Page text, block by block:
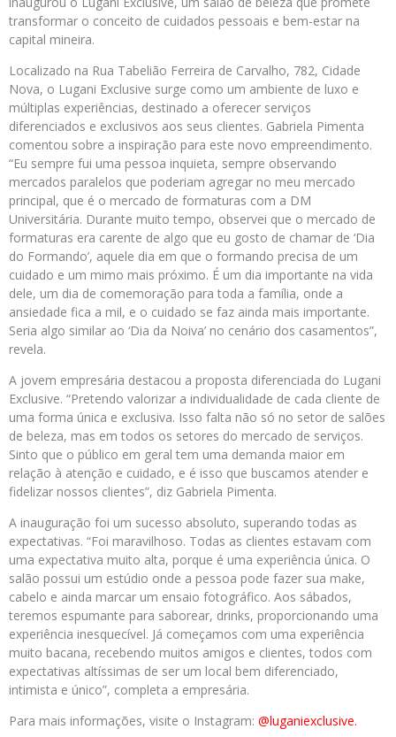
transformar o conceito de cuidados pessoais e bem-estar na
capital mineira.
Localizado na Rua Tabelião Ferreira de Carvalho, 782, Cidade
Nova, o Lugani Exclusive surge como um ambiente de luxo e
múltiplas experiências, destinado a oferecer serviços
diferenciados e exclusivos aos seus clientes. Gabriela Pimenta
comentou sobre a inspiração para este novo empreendimento.
“Eu sempre fui uma pessoa inquieta, sempre observando
mercados paralelos que poderiam agregar no meu mercado
principal, que é o mercado de formaturas com a DM
Universitária. Durante muito tempo, observei que o mercado de
formaturas era carente de algo que eu gosto de chamar de ‘Dia
do Formando’, aquele dia em que o formando precisa de um
cuidado e um mimo mais próximo. É um dia importante na vida
dele, um dia de comemoração para toda a família, onde a
ansiedade fica a mil, e o cuidado se faz ainda mais importante.
Seria algo similar ao ‘Dia da Noiva’ no cenário dos casamentos”,
revela.
A jovem empresária destacou a proposta diferenciada do Lugani
Exclusive. “Pretendo valorizar a individualidade de cada cliente de
uma forma única e exclusiva. Isso falta não só no setor de salões
de beleza, mas em todos os setores do mercado de serviços.
Sinto que o público em geral tem uma demanda maior em
relação à atenção e cuidado, e é isso que buscamos atender e
fidelizar nossos clientes”, diz Gabriela Pimenta.
A inauguração foi um sucesso absoluto, superando todas as
expectativas. “Foi maravilhoso. Todas as clientes estavam com
uma expectativa muito alta, porque é uma experiência única. O
salão possui um estúdio onde a pessoa pode fazer sua make,
cabelo e ainda marcar um ensaio fotográfico. Aos sábados,
teremos espumante para saborear, drinks, proporcionando uma
experiência inesquecível. Já começamos com uma experiência
muito bacana, recebendo muitos amigos e clientes, todos com
expectativas altíssimas de ser um local bem diferenciado,
intimista e único”, completa a empresária.
Para mais informações, visite o Instagram: @luganiexclusive.